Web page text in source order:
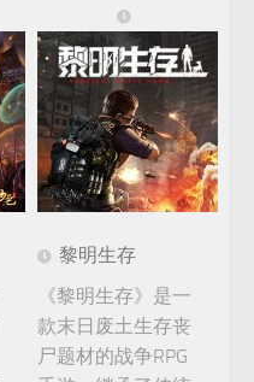
黎明生存
《黎明生存》是一
款末日废土生存丧
尸题材的战争RPG